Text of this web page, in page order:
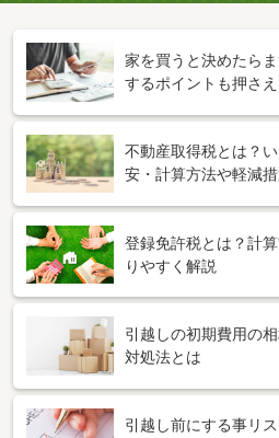
家を買うと決めたら
するポイントも押さ
不動産取得税とは？
安・計算方法や軽減
登録免許税とは？計
りやすく解説
引越しの初期費用の
対処法とは
引越し前にする事リ